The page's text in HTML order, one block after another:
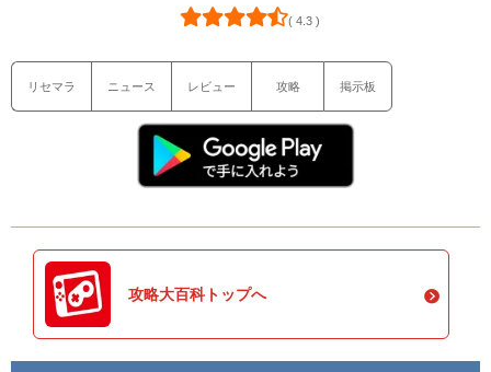
( 4.3 )
リセマラ ニュース レビュー 攻略 掲示板
攻略大百科トップへ